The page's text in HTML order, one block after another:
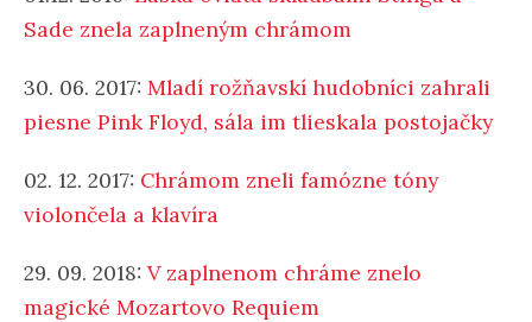
Sade znela zaplneným chrámom
30. 06. 2017: Mladí rožňavskí hudobníci zahrali
piesne Pink Floyd, sála im tlieskala postojačky
02. 12. 2017: Chrámom zneli famózne tóny
violončela a klavíra
29. 09. 2018: V zaplnenom chráme znelo
magické Mozartovo Requiem